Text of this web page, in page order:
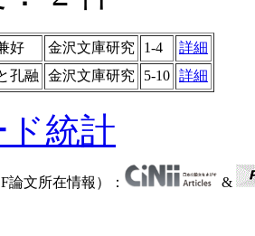
好 金沢文庫研究 1-4
詳細
孔融 金沢文庫研究 5-10 詳細
統計
論文所在情報）： &